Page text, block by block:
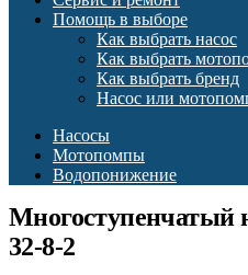
Помощь в выборе
Как выбрать насос
Как выбрать
Как выбрать бренд
Насос или
Насосы
Мотопомпы
Водопонижение
Многоступенчатый
32-8-2